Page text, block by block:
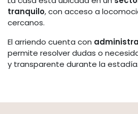
tranquilo, con acceso a
cercanos.
El arriendo cuenta con
permite resolver dudas o
y transparente durante la estadía.